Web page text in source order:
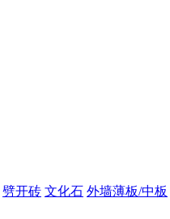
劈开砖 文化石 外墙薄板/中板